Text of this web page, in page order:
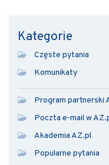
Kategorie
Częste pytania
Komunikaty
Program partnerski
Poczta e-mail w
Akademia AZ.pl
Popularne pytania